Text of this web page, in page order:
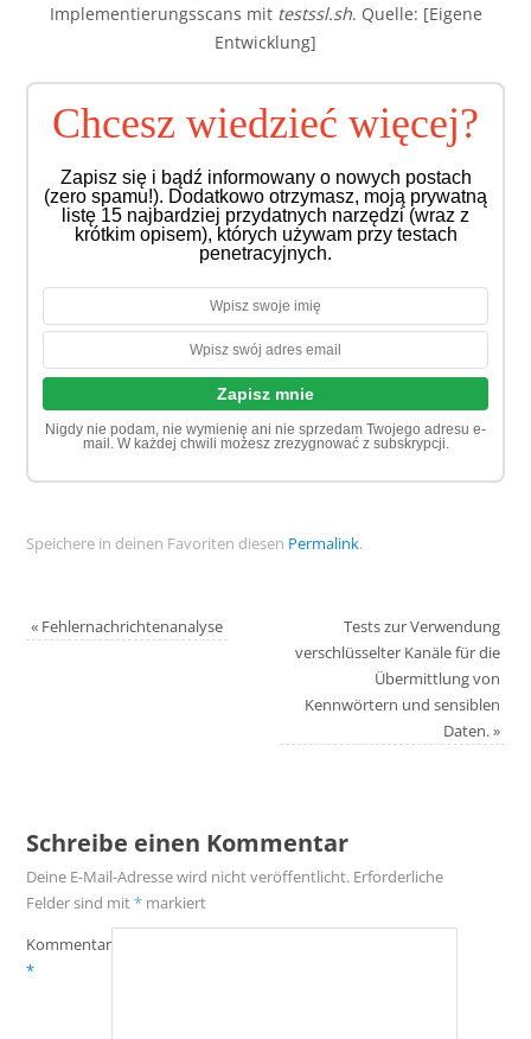
Implementierungsscans mit testssl.sh. Quelle: [Eigene
Entwicklung]
Chcesz wiedzieć więcej?
Zapisz się i bądź informowany o nowych postach
(zero spamu!). Dodatkowo otrzymasz, moją prywatną
listę 15 najbardziej przydatnych narzędzi (wraz z
krótkim opisem), których używam przy testach
penetracyjnych.
Nigdy nie podam, nie wymienię ani nie sprzedam Twojego adresu e-
mail. W każdej chwili możesz zrezygnować z subskrypcji.
Speichere in deinen Favoriten diesen Permalink.
«Fehlernachrichtenanalyse
Tests zur Verwendung
verschlüsselter Kanäle für die
Übermittlung von
Kennwörtern und sensiblen
Daten.»
Schreibe einen Kommentar
Deine E-Mail-Adresse wird nicht veröffentlicht. Erforderliche
Felder sind mit*markiert
Kommentar
*